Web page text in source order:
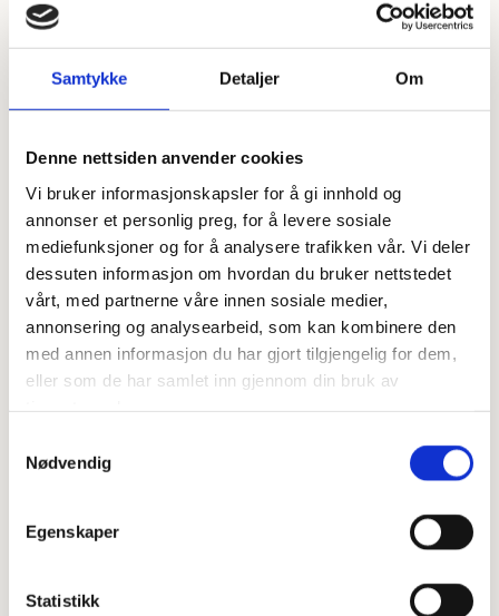
Samtykke Detaljer Om
Denne nettsiden anvender cookies
Vi bruker informasjonskapsler for å gi innhold og
annonser et personlig preg, for å levere sosiale
mediefunksjoner og for å analysere trafikken vår. Vi deler
dessuten informasjon om hvordan du bruker nettstedet
vårt, med partnerne våre innen sosiale medier,
annonsering og analysearbeid, som kan kombinere den
med annen informasjon du har gjort tilgjengelig for dem,
eller som de har samlet inn gjennom din bruk av
Nødvendig
Egenskaper
Statistikk
2 ts revet fersk ingefær
2 fedd hvitløk, finhakket
2 paprika, i strimler
50 g peanøtter eller cashewnøtter
sort pepper
chiliflak
Topping:
140 g ananas, i biter
6 ss hakket frisk koriander
3 ss hakket frisk (Thai) basilikum
3 vårløk, i biter
Dette gjør du:
2. Stek kjøttdeigen på medium varme i litt smør eller olivenolje. Tilsett red
soyasaus/tamari og stek i 2-3 minutter til. Ha i kokt bokhvete og bland